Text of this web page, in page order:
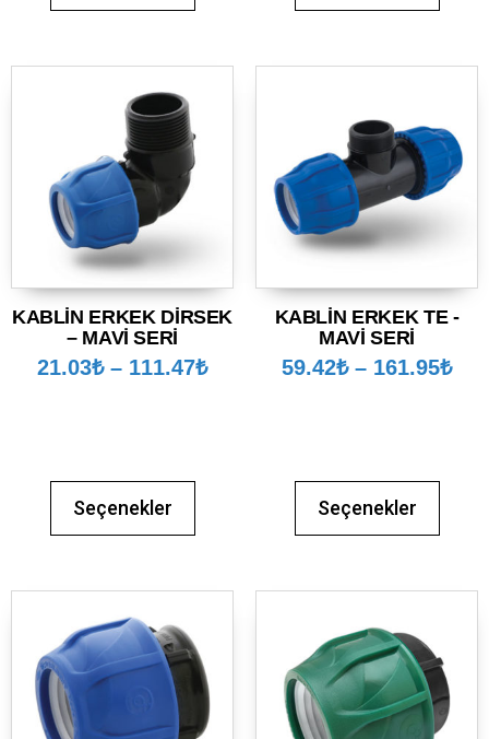
KABLİN ERKEK DİRSEK
– MAVİ SERİ
21.03₺ – 111.47₺
Seçenekler
KABLİN ERKEK TE -
MAVİ SERİ
59.42₺ – 161.95₺
Seçenekler